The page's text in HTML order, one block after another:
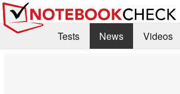
Tests News
Videos